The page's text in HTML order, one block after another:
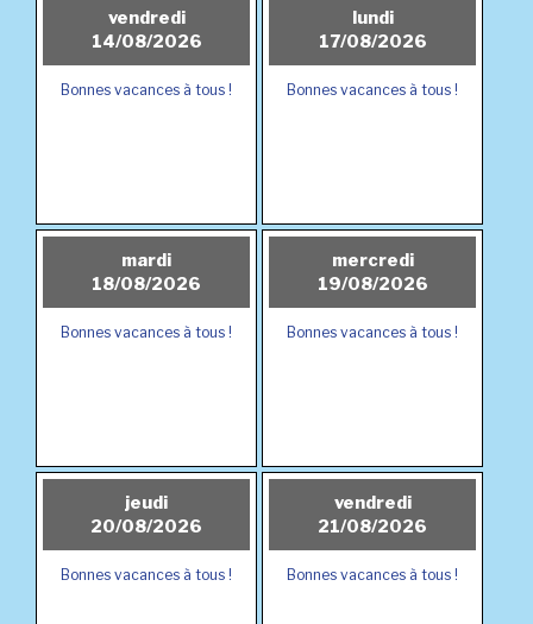
vendredi
14/08/2026
Bonnes vacances à tous !
lundi
17/08/2026
Bonnes vacances à tous !
mardi
18/08/2026
Bonnes vacances à tous !
mercredi
19/08/2026
Bonnes vacances à tous !
jeudi
20/08/2026
Bonnes vacances à tous !
vendredi
21/08/2026
Bonnes vacances à tous !